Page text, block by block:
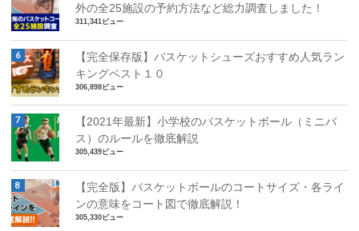
外の全25施設の予約方法など総力調査しました！
311,341ビュー
【完全保存版】バスケットシューズおすすめ人気ラン
キングベスト１０
306,898ビュー
【2021年最新】小学校のバスケットボール（ミニバ
ス）のルールを徹底解説
305,439ビュー
【完全版】バスケットボールのコートサイズ・各ライ
ンの意味をコート図で徹底解説！
305,330ビュー